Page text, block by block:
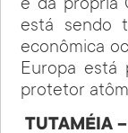
e da própria
está sendo
econômica
Europa está
protetor
TUTAMÉIA